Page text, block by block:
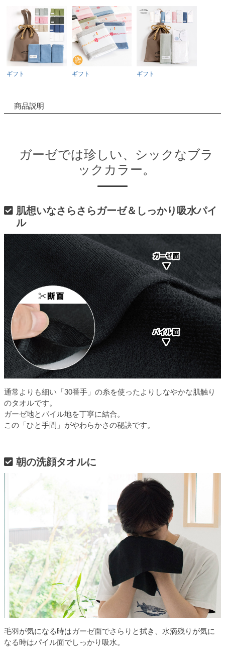
ギフト ギフト ギフト
商品説明
ガーゼでは珍しい、シックなブラ
ックカラー。
肌想いなさらさらガーゼ＆しっかり吸水パイ
ル
通常よりも細い「30番手」の糸を使ったよりしなやかな肌触り
のタオルです。
ガーゼ地とパイル地を丁寧に結合。
この「ひと手間」がやわらかさの秘訣です。
朝の洗顔タオルに
毛羽が気になる時はガーゼ面でさらりと拭き、水滴残りが気に
なる時はパイル面でしっかり吸水。